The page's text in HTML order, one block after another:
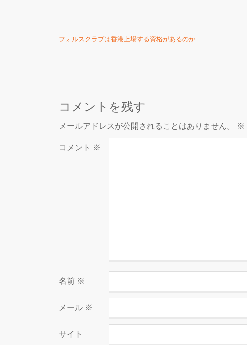
フォルスクラブは香港上場する資格があるのか
コメントを残す
メールアドレスが公開されることはありません。 ※
コメント ※
名前 ※
メール ※
サイト